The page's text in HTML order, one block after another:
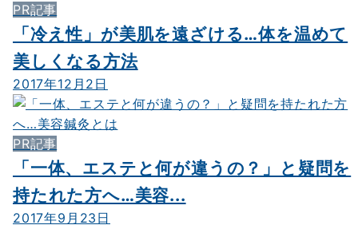
PR記事
「冷え性」が美肌を遠ざける…体を温めて
美しくなる方法
2017年12月2日
PR記事
「一体、エステと何が違うの？」と疑問を
持たれた方へ…美容...
2017年9月23日